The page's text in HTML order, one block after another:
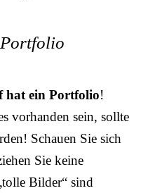
hat ein Portfolio!
vorhanden sein, sollte
Schauen Sie sich
Sie keine
Bilder“ sind